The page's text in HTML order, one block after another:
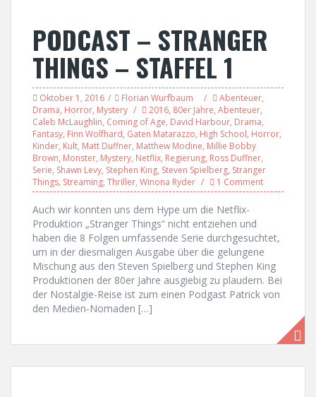
PODCAST – STRANGER
THINGS – STAFFEL 1
Oktober 1, 2016 Florian Wurfbaum Abenteuer,
Drama, Horror, Mystery 2016, 80er Jahre, Abenteuer,
Caleb McLaughlin, Coming of Age, David Harbour, Drama,
Fantasy, Finn Wolfhard, Gaten Matarazzo, High School, Horror,
Kinder, Kult, Matt Duffner, Matthew Modine, Millie Bobby
Brown, Monster, Mystery, Netflix, Regierung, Ross Duffner,
Serie, Shawn Levy, Stephen King, Steven Spielberg, Stranger
Things, Streaming, Thriller, Winona Ryder 1 Comment
Auch wir konnten uns dem Hype um die Netflix-
Produktion „Stranger Things“ nicht entziehen und
haben die 8 Folgen umfassende Serie durchgesuchtet,
um in der diesmaligen Ausgabe über die gelungene
Mischung aus den Steven Spielberg und Stephen King
Produktionen der 80er Jahre ausgiebig zu plaudern. Bei
der Nostalgie-Reise ist zum einen Podgast Patrick von
den Medien-Nomaden […]